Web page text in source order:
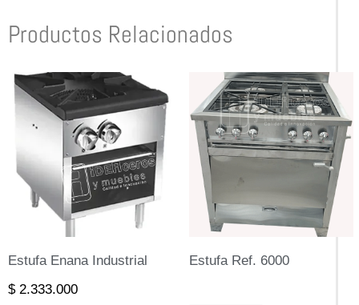
Productos Relacionados
Estufa Enana Industrial
$2.333.000
Estufa Ref. 6000